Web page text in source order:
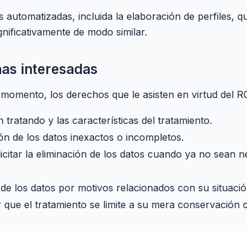
automatizadas, incluida la elaboración de perfiles,
de modo similar.
interesadas
los derechos que le asisten en virtud del
tratando y las características del tratamiento.
de los datos inexactos o incompletos.
la eliminación de los datos cuando ya no sean
los datos por motivos relacionados con su
que el tratamiento se limite a su mera conservación